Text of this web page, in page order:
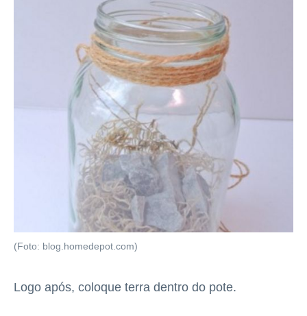
(Foto: blog.homedepot.com)
Logo após, coloque terra dentro do pote.